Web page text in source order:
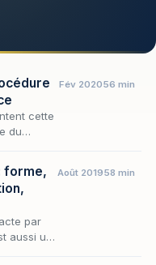
cette
du
Fév 202056 min
forme,
par
aussi un
Août 201958 min